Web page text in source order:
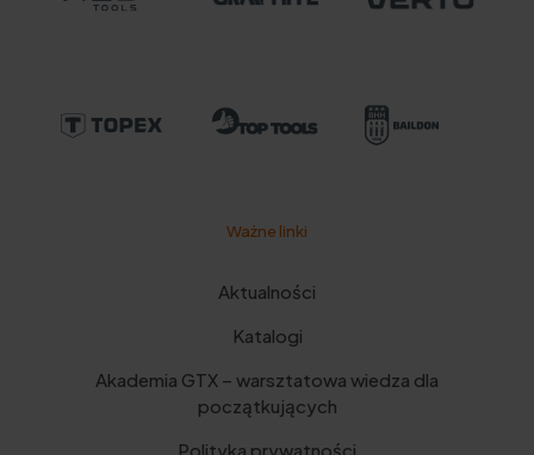
Ważne linki
Aktualności
Katalogi
Akademia GTX – warsztatowa wiedza dla
początkujących
Polityka prywatności